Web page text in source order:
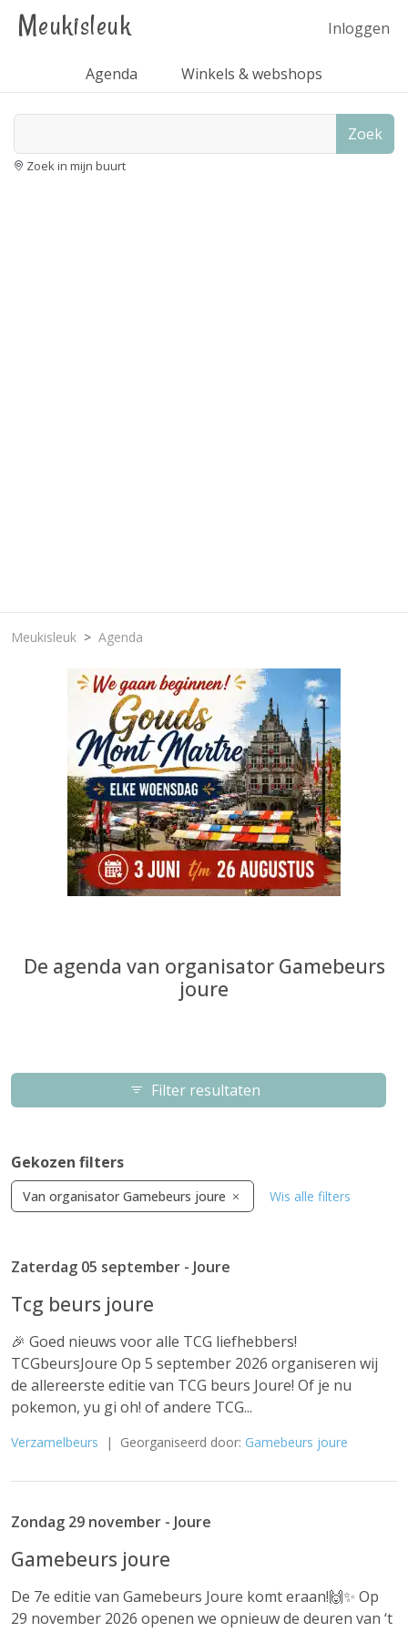
Meukisleuk Inloggen
Agenda Winkels & webshops
Zoek
Zoek in mijn buurt
Meukisleuk Agenda
De agenda van organisator Gamebeurs
joure
Filter resultaten
Gekozen filters
Van organisator Gamebeurs joure Wis alle filters
Zaterdag 05 september - Joure
Tcg beurs joure
🎉 Goed nieuws voor alle TCG liefhebbers!
TCGbeursJoure Op 5 september 2026 organiseren wij
de allereerste editie van TCG beurs Joure! Of je nu
pokemon, yu gi oh! of andere TCG...
Verzamelbeurs | Georganiseerd door: Gamebeurs joure
Zondag 29 november - Joure
Gamebeurs joure
De 7e editie van Gamebeurs Joure komt eraan!🙌✨ Op
29 november 2026 openen we opnieuw de deuren van ‘t